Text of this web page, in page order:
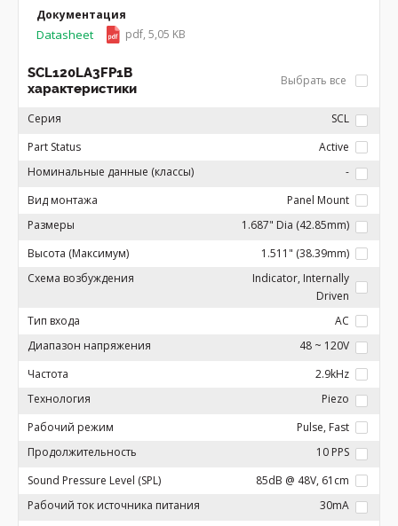
Документация
Datasheet pdf, 5,05 KB
SCL120LA3FP1B
характеристики
Выбрать все
Серия
SCL
Part Status
Active
Номинальные данные (классы)
-
Вид монтажа
Panel Mount
Размеры
1.687" Dia (42.85mm)
Высота (Максимум)
1.511" (38.39mm)
Схема возбуждения
Indicator, Internally
Driven
Тип входа
AC
Диапазон напряжения
48 ~ 120V
Частота
2.9kHz
Технология
Piezo
Рабочий режим
Pulse, Fast
Продолжительность
10 PPS
Sound Pressure Level (SPL)
85dB @ 48V, 61cm
Рабочий ток источника питания
30mA